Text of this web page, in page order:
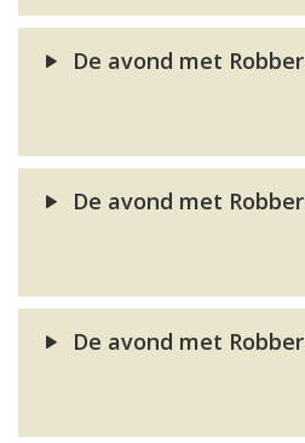
De avond met
De avond met
De avond met